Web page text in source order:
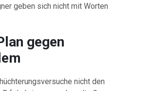
geben sich nicht mit Worten
gegen
nicht den